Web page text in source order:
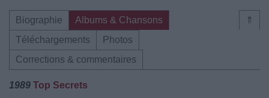
⇑
Biographie
Albums & Chansons
Téléchargements
Photos
Corrections & commentaires
1989 Top Secrets